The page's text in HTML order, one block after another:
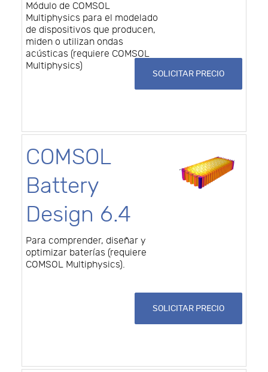
Módulo de COMSOL
Multiphysics para el modelado
de dispositivos que producen,
miden o utilizan ondas
acústicas (requiere COMSOL
Multiphysics)
SOLICITAR PRECIO
COMSOL
Battery
Design 6.4
Para comprender, diseñar y
optimizar baterías (requiere
COMSOL Multiphysics).
SOLICITAR PRECIO